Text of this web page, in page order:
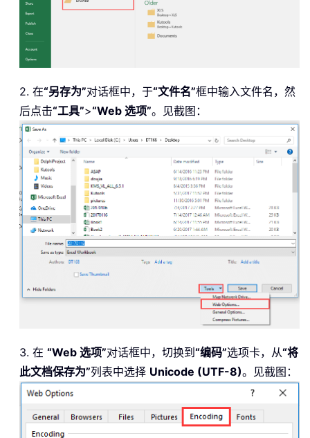
2. 在“另存为”对话框中，于“文件名”框中输入文件名，然
后点击“工具”>“Web 选项”。见截图：
3. 在 “Web 选项”对话框中，切换到 “编码”选项卡，从“将
此文档保存为”列表中选择 Unicode (UTF-8)。见截图：